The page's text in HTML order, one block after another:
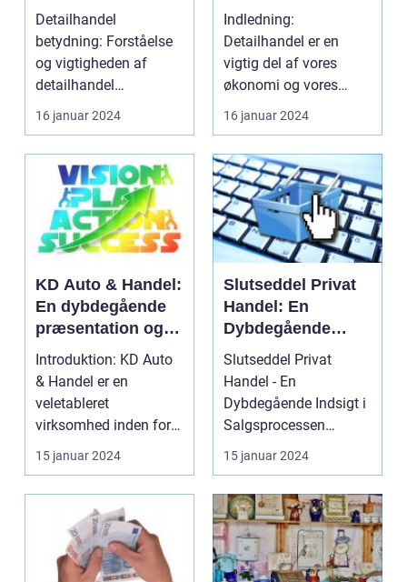
gennemgang af
betydningen og
udviklingen af
detailhandel
Detailhandel
betydning: Forståelse
og vigtigheden af
detailhandel
Detailhandlen spiller
en afgørend...
16 januar 2024
Indledning:
Detailhandel er en
vigtig del af vores
økonomi og vores
dagligdag. Det er den
proces, h...
16 januar 2024
KD Auto & Handel:
En dybdegående
præsentation og
historisk
gennemgang
Introduktion: KD Auto
& Handel er en
veletableret
virksomhed inden for
bilindustrien, der har
specia...
15 januar 2024
Slutseddel Privat
Handel: En
Dybdegående
Indsigt i
Salgsprocessen
Slutseddel Privat
Handel - En
Dybdegående Indsigt i
Salgsprocessen
Indledning: ...
15 januar 2024